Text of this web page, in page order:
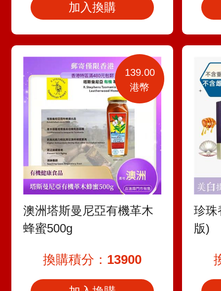
加入換購
澳洲塔斯曼尼亞有機革木
蜂蜜500g
139.00
港幣
換購積分： 13900
珍珠
版)